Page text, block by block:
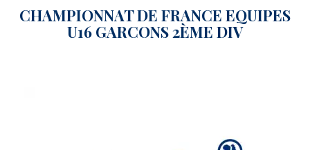
CHAMPIONNAT DE FRANCE EQUIPES
U16 GARCONS 2ÈME DIV